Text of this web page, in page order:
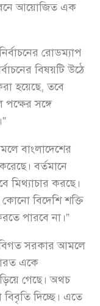
আয়োজিত এক
রোডম্যাপ
বিষয়টি উঠে
হয়েছে, তবে
পক্ষের সঙ্গে
বাংলাদেশের
বর্তমানে
মিথ্যাচার করছে।
বিদেশি শক্তি
পারবে না।”
সরকার আমলে
একে
গেছে। অথচ
দিচ্ছে। এতে